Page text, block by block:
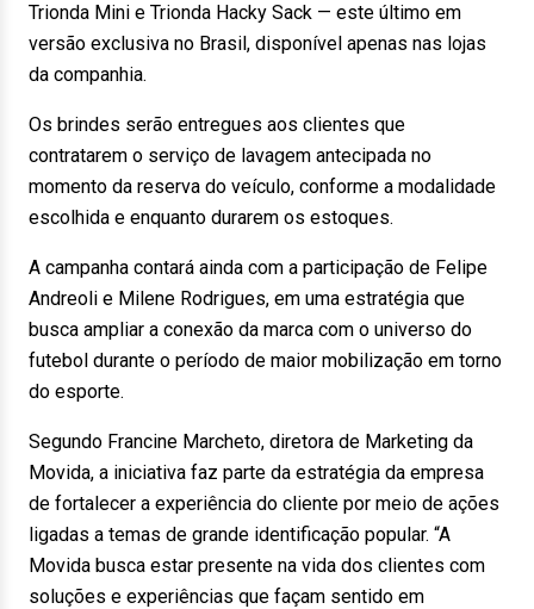
Trionda Mini e Trionda Hacky Sack — este último em
versão exclusiva no Brasil, disponível apenas nas lojas
da companhia.
Os brindes serão entregues aos clientes que
contratarem o serviço de lavagem antecipada no
momento da reserva do veículo, conforme a modalidade
escolhida e enquanto durarem os estoques.
A campanha contará ainda com a participação de Felipe
Andreoli e Milene Rodrigues, em uma estratégia que
busca ampliar a conexão da marca com o universo do
futebol durante o período de maior mobilização em torno
do esporte.
Segundo Francine Marcheto, diretora de Marketing da
Movida, a iniciativa faz parte da estratégia da empresa
de fortalecer a experiência do cliente por meio de ações
ligadas a temas de grande identificação popular. “A
Movida busca estar presente na vida dos clientes com
soluções e experiências que façam sentido em